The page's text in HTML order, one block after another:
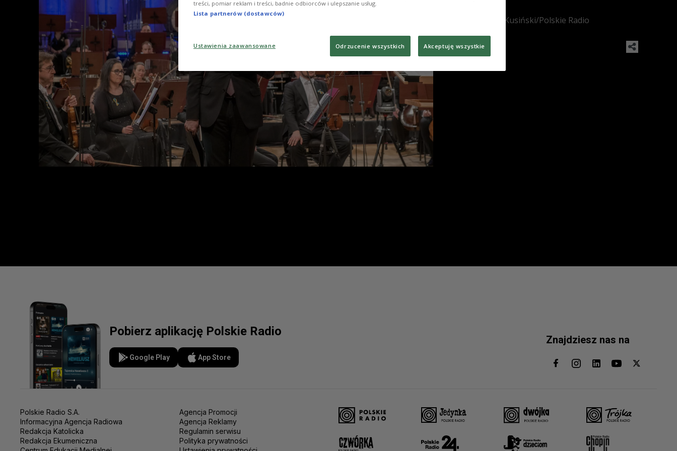
Foto: Wojciech Kusiński/Polskie Radio
Pobierz aplikację Polskie Radio
Google Play App Store
Znajdziesz nas na
Polskie Radio S.A.
Informacyjna Agencja Radiowa
Redakcja Katolicka
Redakcja Ekumeniczna
Agencja Promocji
Agencja Reklamy
Regulamin serwisu
Polityka prywatności
treści, pomiar reklam i treści, badnie odbiorców i ulepszanie usług.
Lista partnerów (dostawców)
Ustawienia zaawansowane Odrzucenie wszystkich Akceptuję wszystkie